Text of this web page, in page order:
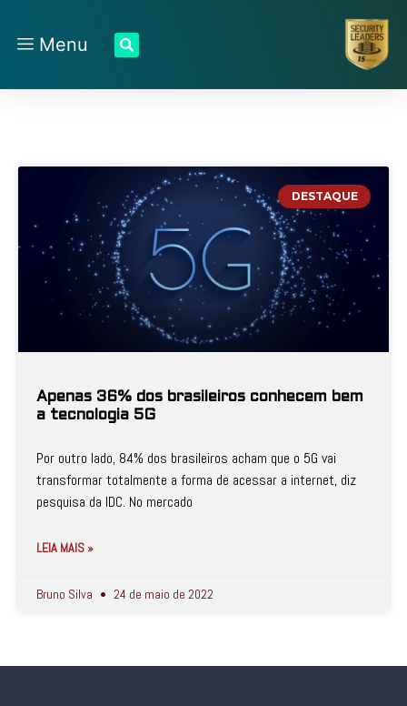
Menu
DESTAQUE
Apenas 36% dos brasileiros conhecem bem
a tecnologia 5G
Por outro lado, 84% dos brasileiros acham que o 5G vai
transformar totalmente a forma de acessar a internet, diz
pesquisa da IDC. No mercado
LEIA MAIS »
Bruno Silva 24 de maio de 2022